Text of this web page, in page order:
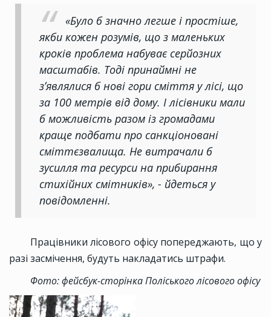
«Було б значно легше і простіше,
якби кожен розумів, що з маленьких
кроків проблема набуває серйозних
масштабів. Тоді принаймні не
зʼявлялися б нові гори сміття у лісі, що
за 100 метрів від дому. І лісівники мали
б можливість разом із громадами
краще подбати про санкціоновані
сміттєзвалища. Не витрачали б
зусилля та ресурси на прибирання
стихійних смітників», - йдеться у
повідомленні.
Працівники лісового офісу попереджають, що у
разі засмічення, будуть накладатись штрафи.
Фото: фейсбук-сторінка Поліського лісового офісу